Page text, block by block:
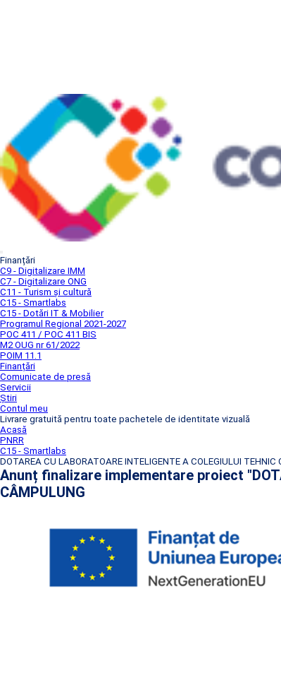
Finanțări
C9 - Digitalizare IMM
C7 - Digitalizare ONG
C11 - Turism și cultură
C15 - Smartlabs
C15 - Dotări IT & Mobilier
Programul Regional 2021-2027
POC 411 / POC 411 BIS
M2 OUG nr 61/2022
POIM 11.1
Finanțări
Comunicate de presă
Servicii
Știri
Contul meu
Livrare gratuită pentru toate pachetele de identitate vizuală
Acasă
PNRR
C15 - Smartlabs
DOTAREA CU LABORATOARE INTELIGENTE A COLEGIULUI TEHNIC
Anunț finalizare implementare proiect
CÂMPULUNG